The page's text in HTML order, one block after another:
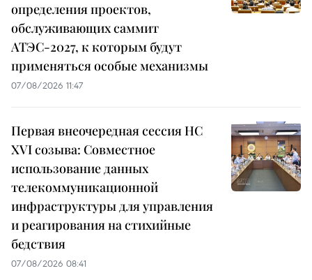
определения проектов,
обслуживающих саммит
АТЭС-2027, к которым будут
применяться особые механизмы
07/08/2026 11:47
Первая внеочередная сессия НС
XVI созыва: Совместное
использование данных
телекоммуникационной
инфраструктуры для управления
и реагирования на стихийные
бедствия
07/08/2026 08:41